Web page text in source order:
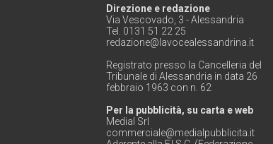
Direzione e redazione
Via Vescovado, 3 - Alessandria
Tel. 0131 51 22 25
redazione@lavocealessandrina.it
Registrato presso la Cancelleria del
Tribunale di Alessandria in data 26
febbraio 1963 con n. 62
Per la pubblicità, su carta e web
Medial Srl
commerciale@medialpubblicita.it